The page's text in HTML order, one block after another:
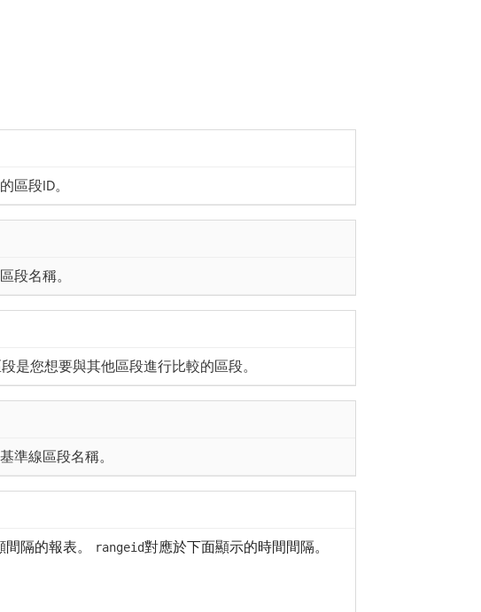
區段ID。
段名稱。
是您想要與其他區段進行比較的區段。
準線區段名稱。
隔的報表。 rangeid對應於下面顯示的時間間隔。